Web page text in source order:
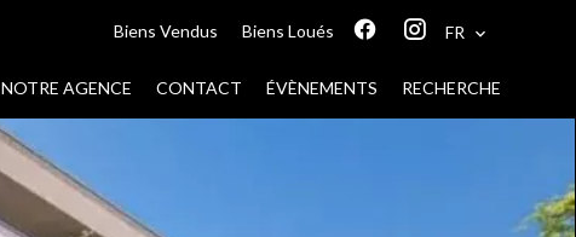
Biens Vendus Biens Loués FR
NOTRE AGENCE CONTACT ÉVÈNEMENTS RECHERCHE